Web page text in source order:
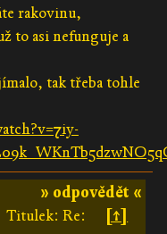
rakovinu,
to asi nefunguje a
tak třeba tohle
» odpovědět «
Titulek: Re:
[↑]